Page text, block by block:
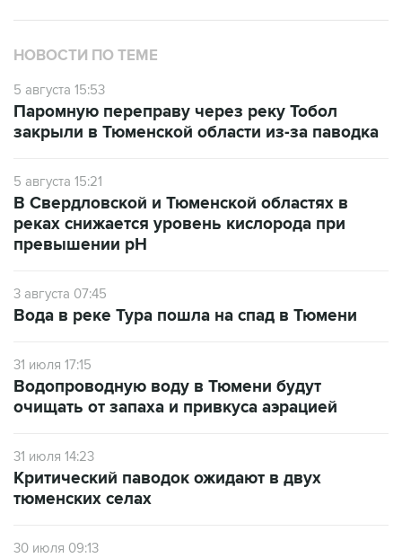
НОВОСТИ ПО ТЕМЕ
5 августа 15:53
Паромную переправу через реку Тобол
закрыли в Тюменской области из-за паводка
5 августа 15:21
В Свердловской и Тюменской областях в
реках снижается уровень кислорода при
превышении рН
3 августа 07:45
Вода в реке Тура пошла на спад в Тюмени
31 июля 17:15
Водопроводную воду в Тюмени будут
очищать от запаха и привкуса аэрацией
31 июля 14:23
Критический паводок ожидают в двух
тюменских селах
30 июля 09:13